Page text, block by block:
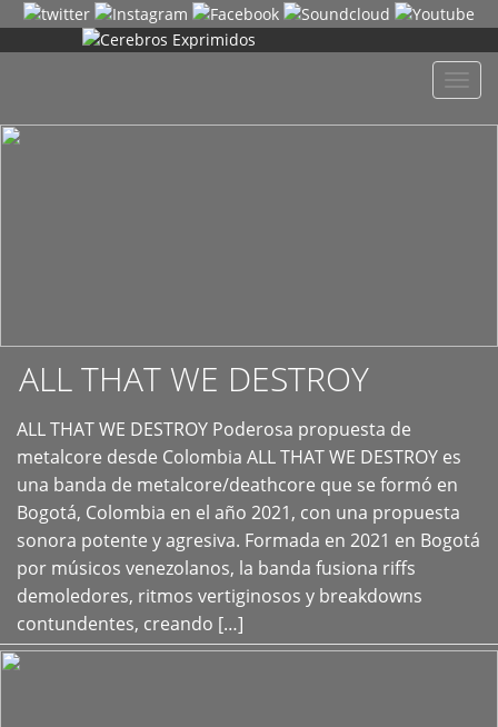
ALL THAT WE DESTROY
ALL THAT WE DESTROY Poderosa propuesta de
metalcore desde Colombia ALL THAT WE DESTROY es
una banda de metalcore/deathcore que se formó en
Bogotá, Colombia en el año 2021, con una propuesta
sonora potente y agresiva. Formada en 2021 en Bogotá
por músicos venezolanos, la banda fusiona riffs
demoledores, ritmos vertiginosos y breakdowns
contundentes, creando […]
+